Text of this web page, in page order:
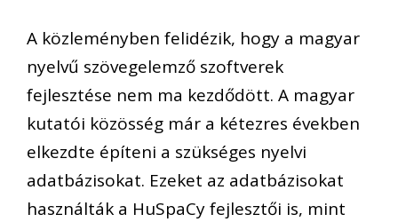
A közleményben felidézik, hogy a magyar
nyelvű szövegelemző szoftverek
fejlesztése nem ma kezdődött. A magyar
kutatói közösség már a kétezres években
elkezdte építeni a szükséges nyelvi
adatbázisokat. Ezeket az adatbázisokat
használták a HuSpaCy fejlesztői is, mint